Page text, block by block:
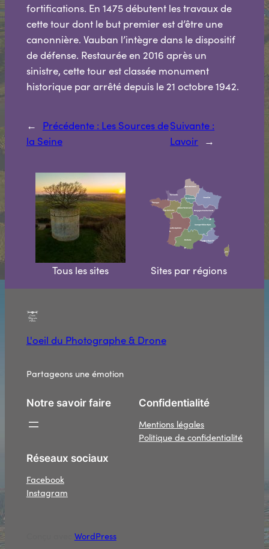
fortifications. En 1475 débutent les travaux de
cette tour dont le but premier est d’être une
canonnière. Vauban l’intègre dans le dispositif
de défense. Restaurée en 2016 après un
sinistre, cette tour est classée monument
historique par arrêté depuis le 21 octobre 1942.
← Précédente : Les Sources de
la Seine
Suivante :
Lavoir
→
Tous les sites Sites par régions
L'oeil du Photographe & Drone
Partageons une émotion
Notre savoir faire
Confidentialité
Mentions légales
Politique de confidentialité
Réseaux sociaux
Facebook
Instagram
WordPress